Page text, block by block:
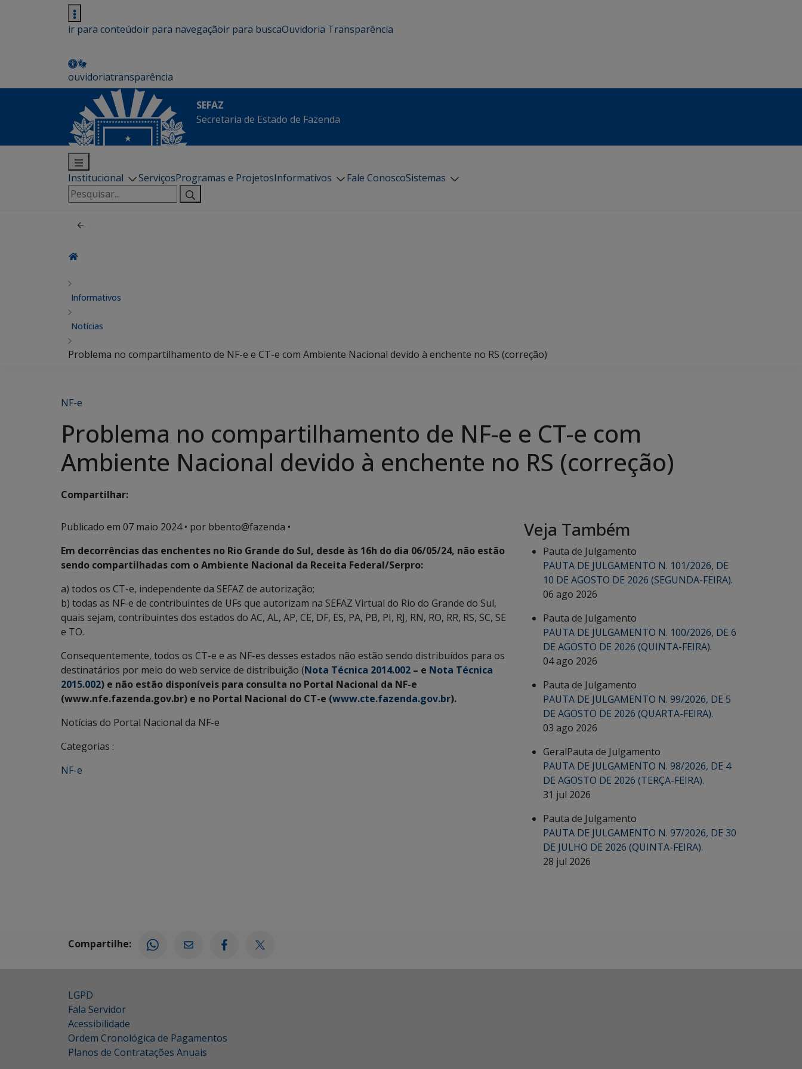
ir para conteúdoir para navegaçãoir para buscaOuvidoria Transparência
ouvidoriatransparência
SEFAZ
Secretaria de Estado de Fazenda
Institucional ServiçosProgramas e ProjetosInformativos Fale ConoscoSistemas
Pesquisar
por:
Informativos
Notícias
Problema no compartilhamento de NF-e e CT-e com Ambiente Nacional devido à enchente no RS (correção)
NF-e
Problema no compartilhamento de NF-e e CT-e com
Ambiente Nacional devido à enchente no RS (correção)
Compartilhar:
Publicado em 07 maio 2024• por bbento@fazenda •
Em decorrências das enchentes no Rio Grande do Sul, desde às 16h do dia 06/05/24, não estão
sendo compartilhadas com o Ambiente Nacional da Receita Federal/Serpro:
a) todos os CT-e, independente da SEFAZ de autorização;
b) todas as NF-e de contribuintes de UFs que autorizam na SEFAZ Virtual do Rio do Grande do Sul,
quais sejam, contribuintes dos estados do AC, AL, AP, CE, DF, ES, PA, PB, PI, RJ, RN, RO, RR, RS, SC, SE
e TO.
Consequentemente, todos os CT-e e as NF-es desses estados não estão sendo distribuídos para os
destinatários por meio do web service de distribuição (Nota Técnica 2014.002 – e Nota Técnica
2015.002) e não estão disponíveis para consulta no Portal Nacional da NF-e
(www.nfe.fazenda.gov.br) e no Portal Nacional do CT-e (www.cte.fazenda.gov.br).
Notícias do Portal Nacional da NF-e
Categorias :
NF-e
Veja Também
Pauta de Julgamento
PAUTA DE JULGAMENTO N. 101/2026, DE
10 DE AGOSTO DE 2026 (SEGUNDA-FEIRA).
06 ago 2026
Pauta de Julgamento
PAUTA DE JULGAMENTO N. 100/2026, DE 6
DE AGOSTO DE 2026 (QUINTA-FEIRA).
04 ago 2026
Pauta de Julgamento
PAUTA DE JULGAMENTO N. 99/2026, DE 5
DE AGOSTO DE 2026 (QUARTA-FEIRA).
03 ago 2026
GeralPauta de Julgamento
PAUTA DE JULGAMENTO N. 98/2026, DE 4
DE AGOSTO DE 2026 (TERÇA-FEIRA).
31 jul 2026
Pauta de Julgamento
PAUTA DE JULGAMENTO N. 97/2026, DE 30
DE JULHO DE 2026 (QUINTA-FEIRA).
28 jul 2026
Compartilhe:
LGPD
Fala Servidor
Acessibilidade
Ordem Cronológica de Pagamentos
Planos de Contratações Anuais